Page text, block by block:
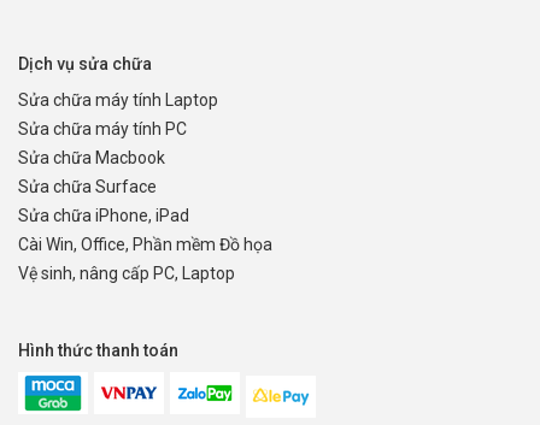
Dịch vụ sửa chữa
Sửa chữa máy tính Laptop
Sửa chữa máy tính PC
Sửa chữa Macbook
Sửa chữa Surface
Sửa chữa iPhone, iPad
Cài Win, Office, Phần mềm Đồ họa
Vệ sinh, nâng cấp PC, Laptop
Hình thức thanh toán